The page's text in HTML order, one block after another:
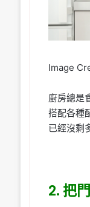
Image
廚房總是
搭配各種
已經沒剩
2. 把